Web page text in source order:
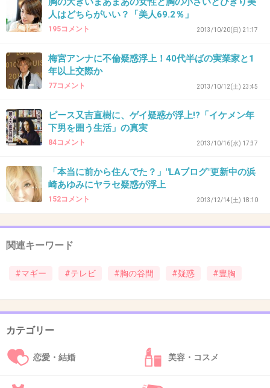
これは豊胸手術やってるね。前は貧乳だったのに今度は大きすぎて逆におかし
くなってる
-83
24. 匿名2014/03/13(木) 09:03:47
無理やり寄せてあげてます
-10
25. 匿名 2014/03/13(木) 09:03:50
よね
品もないし
+221
26. 匿名2014/03/13(木) 09:04:15
１枚目、２枚目の水着の写真より少し太ったよ
うに見えるから、そのせい？
人はどちらがいい？「美人69.2％」
195コメント 2013/10/20(日) 21:17
梅宮アンナに不倫疑惑浮上！40代半ばの実業家と1
年以上交際か
77コメント 2013/10/12(土) 23:45
ピース又吉直樹に、ゲイ疑惑が浮上!?「イケメン年
下男を囲う生活」の真実
84コメント 2013/10/16(水) 17:37
「本当に前から住んでた？」"LAブログ"更新中の浜
崎あゆみにヤラセ疑惑が浮上
152コメント 2013/12/14(土) 18:10
関連キーワード
#マギー #テレビ #胸の谷間 #疑惑 #豊胸
カテゴリー
恋愛・結婚 美容・コスメ